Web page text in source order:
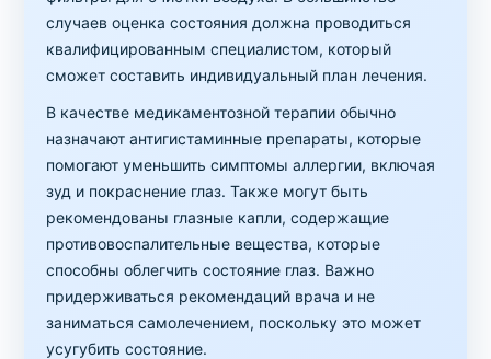
случаев оценка состояния должна проводиться
квалифицированным специалистом, который
сможет составить индивидуальный план лечения.
В качестве медикаментозной терапии обычно
назначают антигистаминные препараты, которые
помогают уменьшить симптомы аллергии, включая
зуд и покраснение глаз. Также могут быть
рекомендованы глазные капли, содержащие
противовоспалительные вещества, которые
способны облегчить состояние глаз. Важно
придерживаться рекомендаций врача и не
заниматься самолечением, поскольку это может
усугубить состояние.